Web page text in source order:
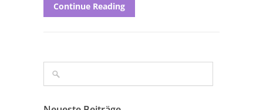
Continue Reading